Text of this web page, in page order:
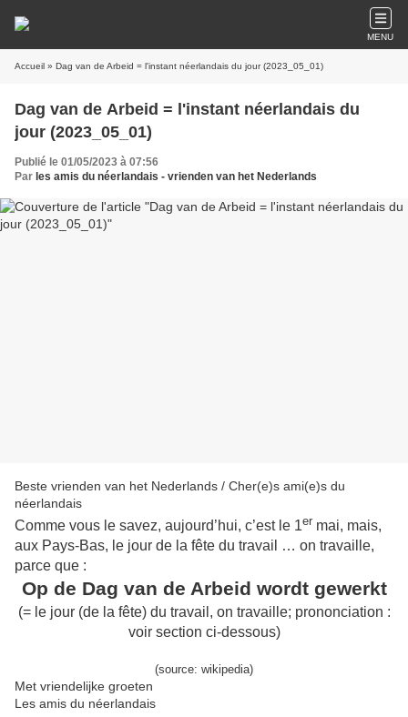
MENU
Accueil » Dag van de Arbeid = l'instant néerlandais du jour (2023_05_01)
Dag van de Arbeid = l'instant néerlandais du
jour (2023_05_01)
Publié le 01/05/2023 à 07:56
Par les amis du néerlandais - vrienden van het Nederlands
Beste vrienden van het Nederlands / Cher(e)s ami(e)s du
néerlandais
Comme vous le savez, aujourd’hui, c’est le 1er mai, mais,
aux Pays-Bas, le jour de la fête du travail … on travaille,
parce que :
Op de Dag van de Arbeid wordt gewerkt
(= e jour (de la fête) du travail, on travaille; prononciation :
voir section ci-dessous)
(source: wikipedia)
Met vriendelijke groeten
Les amis du néerlandais